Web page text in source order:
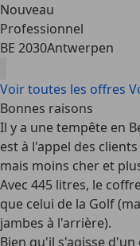
Nouveau
Professionnel
BE 2030Antwerpen
Voir toutes les offres
Bonnes raisons
Il y a une tempête en
est à l'appel des
mais moins cher et
Avec 445 litres, le
que celui de la Golf
jambes à l'arrière).
Bien qu'il s'agisse d'un